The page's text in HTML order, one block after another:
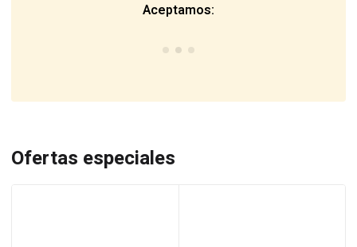
Aceptamos:
Ofertas especiales